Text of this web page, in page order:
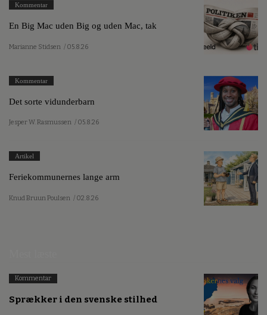
Kommentar
En Big Mac uden Big og uden Mac, tak
Marianne Stidsen / 05.8.26
Kommentar
Det sorte vidunderbarn
Jesper W. Rasmussen / 05.8.26
Artikel
Feriekommunernes lange arm
Knud Bruun Poulsen / 02.8.26
Kommentar
Sprækker i den svenske stilhed